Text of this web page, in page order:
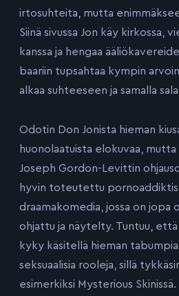
irtosuhteita, mutta
Siinä sivussa Jon käy kirkossa,
kanssa ja hengaa
baariin tupsahtaa kympin
alkaa suhteeseen ja samalla
Odotin Don Jonista hieman
huonolaatuista elokuvaa,
Joseph Gordon-Levittin
hyvin toteutettu
draamakomedia, jossa on jopa
ohjattu ja näytelty. Tuntuu,
kyky käsitellä hieman
seksuaalisia rooleja, sillä
esimerkiksi Mysterious